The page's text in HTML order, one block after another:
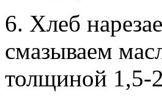
6. Хлеб
смазываем
толщиной 1,5-